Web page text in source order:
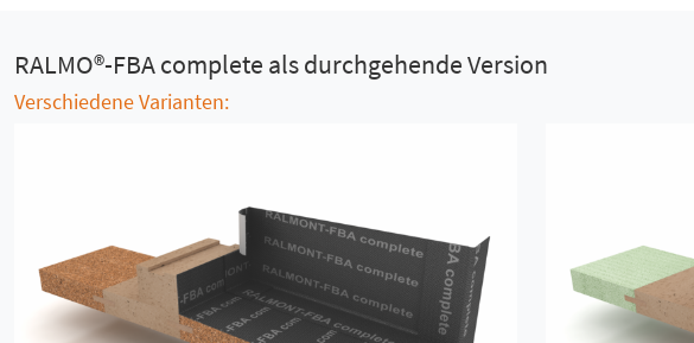
RALMO®-FBA complete als durchgehende Version
Verschiedene Varianten: